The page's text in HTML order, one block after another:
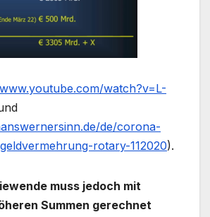
watch?v=L-
de/corona-
rotary-112020).
muss jedoch mit
Summen gerechnet